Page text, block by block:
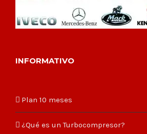
INFORMATIVO
Plan 10 meses
¿Qué es un Turbocompresor?